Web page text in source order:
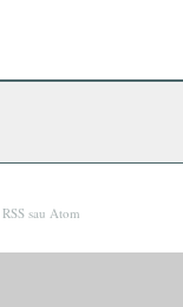
RSS sau Atom